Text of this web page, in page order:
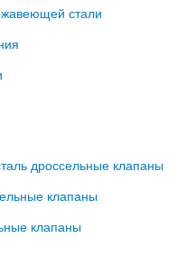
стали
дроссельные клапаны
клапаны
клапаны